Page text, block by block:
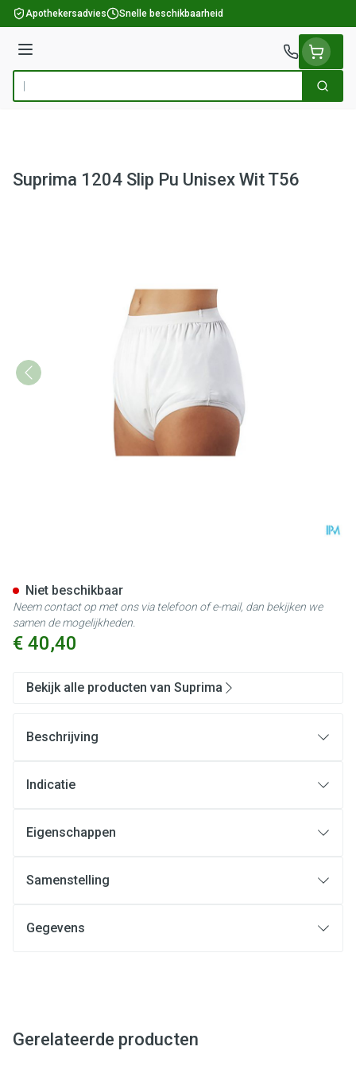
Ga naar de inhoud
Apothekersadvies Snelle beschikbaarheid
Menu
Product, merk, categorie... Zoek
Suprima 1204 Slip Pu Unisex Wit T56
€ 40,40
Niet beschikbaar
Neem contact op met ons via telefoon of e-mail, dan bekijken we
samen de mogelijkheden.
Bekijk alle producten van Suprima
Beschrijving
Indicatie
Eigenschappen
Samenstelling
Gegevens
Gerelateerde producten